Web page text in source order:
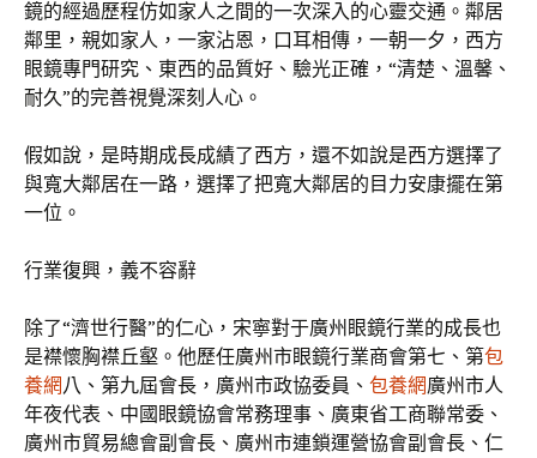
鏡的經過歷程仿如家人之間的一次深入的心靈交通。鄰居
鄰里，親如家人，一家沾恩，口耳相傳，一朝一夕，西方
眼鏡專門研究、東西的品質好、驗光正確，“清楚、溫馨、
耐久”的完善視覺深刻人心。
假如說，是時期成長成績了西方，還不如說是西方選擇了
與寬大鄰居在一路，選擇了把寬大鄰居的目力安康擺在第
一位。
行業復興，義不容辭
除了“濟世行醫”的仁心，宋寧對于廣州眼鏡行業的成長也
是襟懷胸襟丘壑。他歷任廣州市眼鏡行業商會第七、第包
養網八、第九屆會長，廣州市政協委員、 包養網廣州市人
年夜代表、中國眼鏡協會常務理事、廣東省工商聯常委、
廣州市貿易總會副會長、廣州市連鎖運營協會副會長、仁